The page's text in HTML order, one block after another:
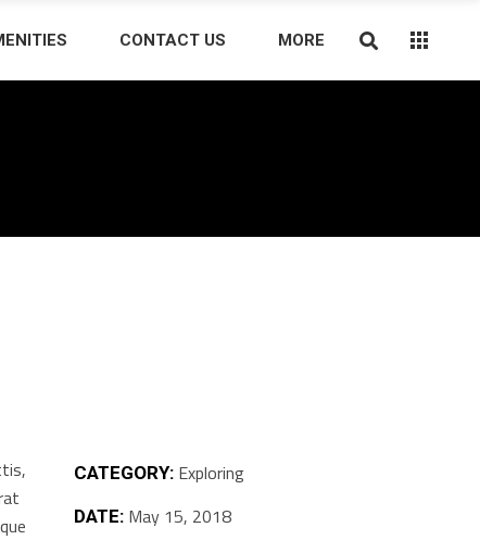
CONTACT US MORE
CATEGORY: Exploring
DATE: May 15, 2018